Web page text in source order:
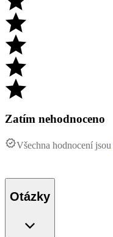
Zatím nehodnoceno
Všechna hodnocení jsou
Otázky